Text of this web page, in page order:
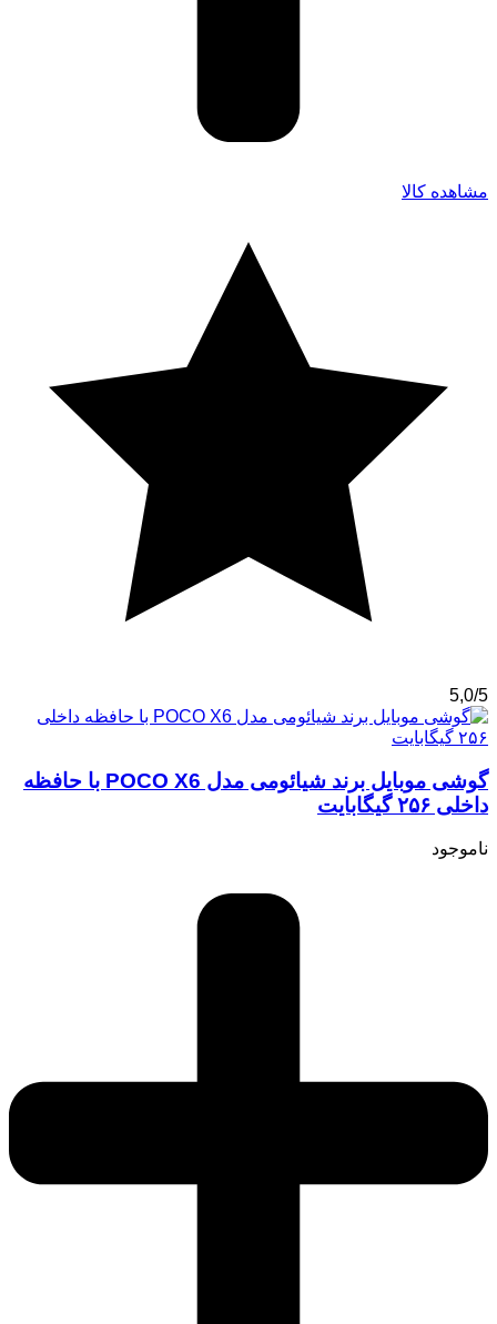
مشاهده کالا
5,0/5
گوشی موبایل برند شیائومی مدل POCO X6 با حافظه
داخلی ۲۵۶ گیگابایت
ناموجود